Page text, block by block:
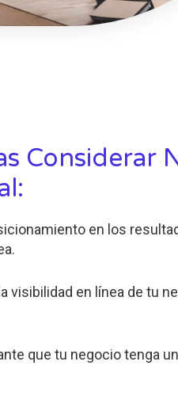
Considerar
en los
visibilidad en línea de tu
que tu negocio tenga